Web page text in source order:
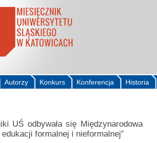
Historia
Konferencja
Konkurs
Autorzy
UŚ odbywała się Międzynarodowa
formalnej i nieformalnej”